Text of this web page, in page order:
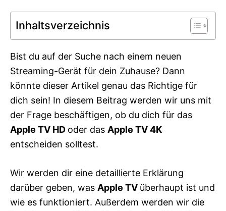
o
r
s
Inhaltsverzeichnis
Bist du auf der Suche nach einem neuen
Streaming-Gerät für dein Zuhause? Dann
könnte dieser Artikel genau das Richtige für
dich sein! In diesem Beitrag werden wir uns mit
der Frage beschäftigen, ob du dich für das
Apple TV HD oder das Apple TV 4K
entscheiden solltest.
Wir werden dir eine detaillierte Erklärung
darüber geben, was Apple TV überhaupt ist und
wie es funktioniert. Außerdem werden wir die